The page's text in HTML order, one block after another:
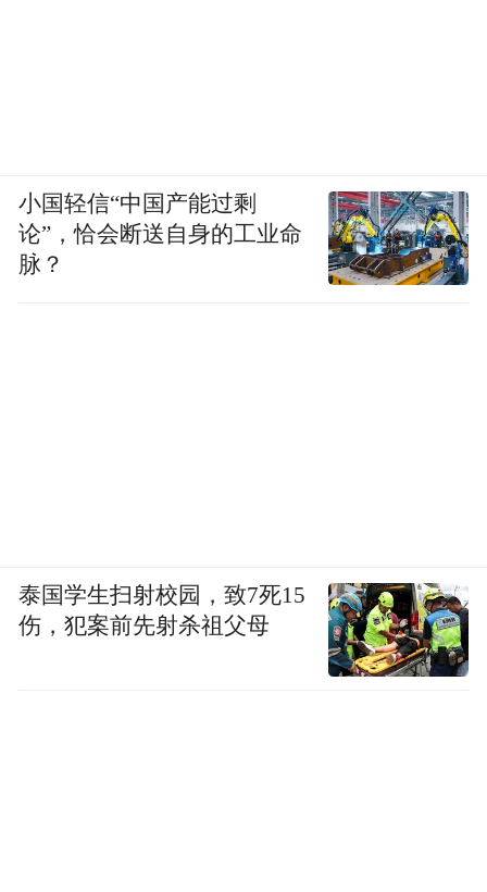
小国轻信“中国产能过剩
论”，恰会断送自身的工业命
脉？
泰国学生扫射校园，致7死15
伤，犯案前先射杀祖父母